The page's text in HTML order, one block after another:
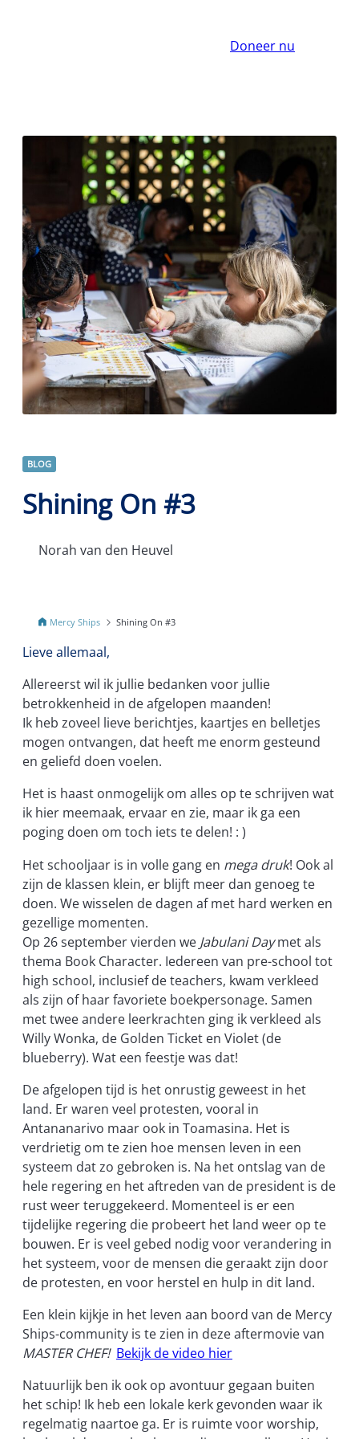
Doneer nu
BLOG
Shining On #3
Norah van den Heuvel
Mercy Ships Shining On #3
Lieve allemaal,
Allereerst wil ik jullie bedanken voor jullie
betrokkenheid in de afgelopen maanden!
Ik heb zoveel lieve berichtjes, kaartjes en belletjes
mogen ontvangen, dat heeft me enorm gesteund
en geliefd doen voelen.
Het is haast onmogelijk om alles op te schrijven wat
ik hier meemaak, ervaar en zie, maar ik ga een
poging doen om toch iets te delen! : )
Het schooljaar is in volle gang en mega druk! Ook al
zijn de klassen klein, er blijft meer dan genoeg te
doen. We wisselen de dagen af met hard werken en
gezellige momenten.
Op 26 september vierden we Jabulani Daymet als
thema Book Character. Iedereen van pre-school tot
high school, inclusief de teachers, kwam verkleed
als zijn of haar favoriete boekpersonage. Samen
met twee andere leerkrachten ging ik verkleed als
Willy Wonka, de Golden Ticket en Violet (de
blueberry). Wat een feestje was dat!
De afgelopen tijd is het onrustig geweest in het
land. Er waren veel protesten, vooral in
Antananarivo maar ook in Toamasina. Het is
verdrietig om te zien hoe mensen leven in een
systeem dat zo gebroken is. Na het ontslag van de
hele regering en het aftreden van de president is de
rust weer teruggekeerd. Momenteel is er een
tijdelijke regering die probeert het land weer op te
bouwen. Er is veel gebed nodig voor verandering in
het systeem, voor de mensen die geraakt zijn door
de protesten, en voor herstel en hulp in dit land.
Een klein kijkje in het leven aan boord van de Mercy
Ships-community is te zien in deze aftermovie van
MASTER CHEF! Bekijk de video hier
Natuurlijk ben ik ook op avontuur gegaan buiten
het schip! Ik heb een lokale kerk gevonden waar ik
regelmatig naartoe ga. Er is ruimte voor worship,